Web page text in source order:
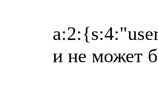
и не может